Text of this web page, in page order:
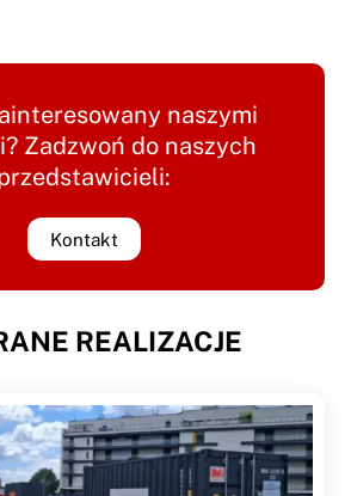
naszymi
Zadzwoń do naszych
Kontakt
REALIZACJE